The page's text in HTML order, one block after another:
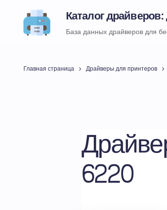
Каталог
База данных драйверов для
Главная страница Драйверы для принтеров
6220